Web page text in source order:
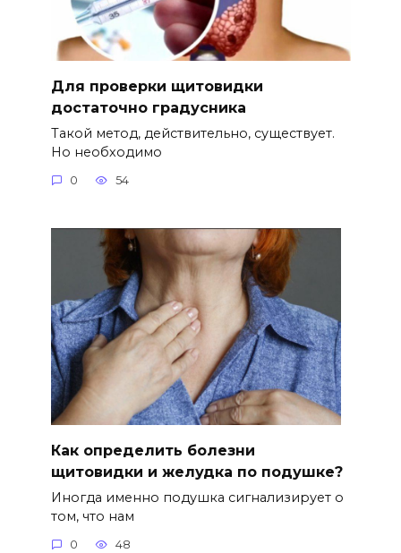
Для проверки щитовидки
достаточно градусника
Такой метод, действительно, существует.
Но необходимо
0 54
Как определить болезни
щитовидки и желудка по подушке?
Иногда именно подушка сигнализирует о
том, что нам
0 48